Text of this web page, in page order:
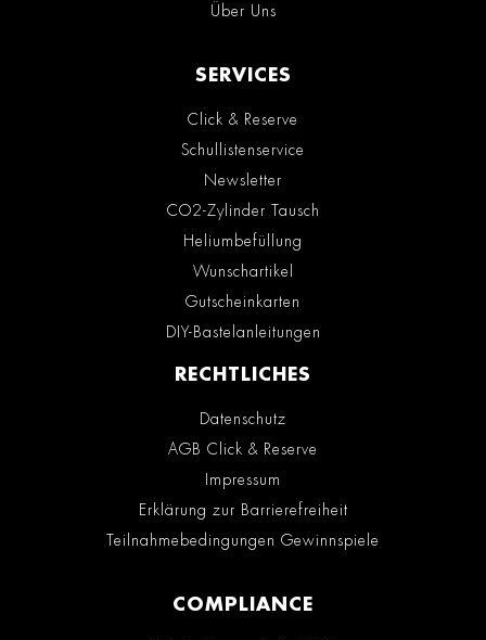
Über Uns
SERVICES
Click & Reserve
Schullistenservice
Newsletter
CO2-Zylinder Tausch
Heliumbefüllung
Wunschartikel
Gutscheinkarten
DIY-Bastelanleitungen
RECHTLICHES
Datenschutz
AGB Click & Reserve
Impressum
Erklärung zur Barrierefreiheit
Teilnahmebedingungen Gewinnspiele
COMPLIANCE